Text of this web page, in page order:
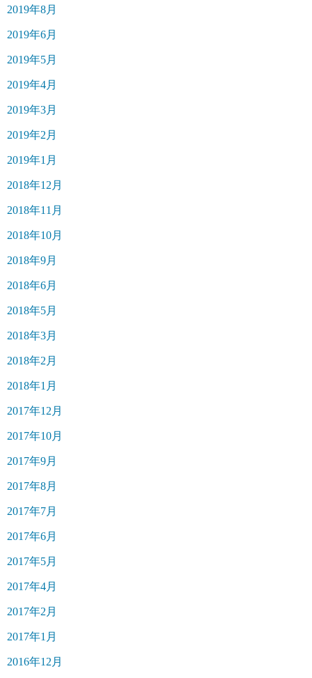
2019年8月
2019年6月
2019年5月
2019年4月
2019年3月
2019年2月
2019年1月
2018年12月
2018年11月
2018年10月
2018年9月
2018年6月
2018年5月
2018年3月
2018年2月
2018年1月
2017年12月
2017年10月
2017年9月
2017年8月
2017年7月
2017年6月
2017年5月
2017年4月
2017年2月
2017年1月
2016年12月